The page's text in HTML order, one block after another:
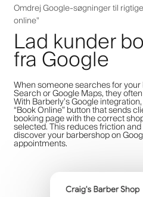
Omdrej Google-søgninger til
online"
Lad kunder
fra Google
When someone searches for
Search or Google Maps, they
With Barberly’s Google
“Book Online” button that sends
booking page with the correct
selected. This reduces friction
discover your barbershop on
appointments.